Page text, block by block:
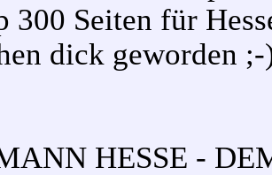
300 Seiten für
dick geworden ;-
HESSE -